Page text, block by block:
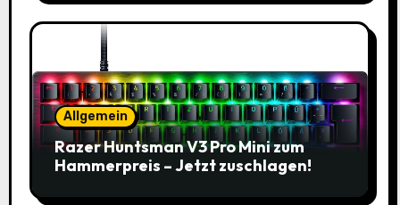
Allgemein
Razer Huntsman V3 Pro Mini zum
Hammerpreis – Jetzt zuschlagen!